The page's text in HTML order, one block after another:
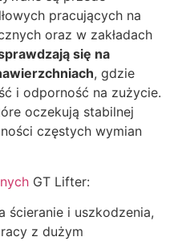
pracujących na
oraz w zakładach
się na
, gdzie
i odporność na zużycie.
oczekują stabilnej
częstych wymian
GT Lifter:
ścieranie i uszkodzenia,
z dużym